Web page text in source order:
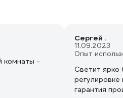
комнаты -
Сергей .
11.09.2023
Опыт
Светит ярко
гарантия